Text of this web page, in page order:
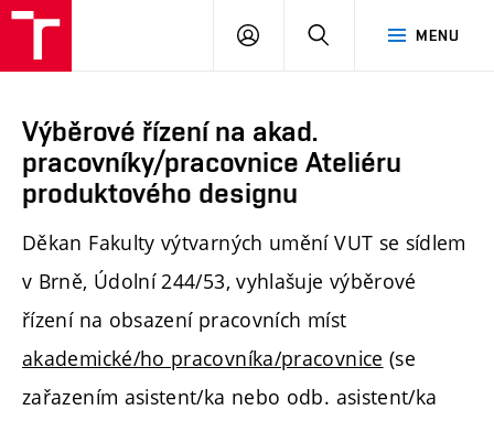
MENU
PŘIHLÁSIT
Výběrové řízení na akad.
pracovníky/pracovnice Ateliéru
produktového designu
Děkan Fakulty výtvarných umění VUT se sídlem
v Brně, Údolní 244/53, vyhlašuje výběrové
řízení na obsazení pracovních míst
akademické/ho pracovníka/pracovnice (se
zařazením asistent/ka nebo odb. asistent/ka